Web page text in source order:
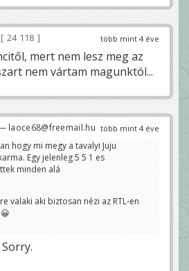
több mint 4 éve
24 118
mert nem lesz meg az
nem vártam magunktól...
több mint 4 éve
laoce68@freemail.hu
hogy mi megy a tavalyi Juju
Egy jelenleg 5 5 1 es
minden alá
valaki aki biztosan nézi az RTL-en